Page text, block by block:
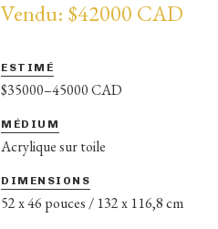
Vendu: $42000 CAD
ESTIMÉ
$35000–45000 CAD
MÉDIUM
Acrylique sur toile
DIMENSIONS
52 x 46 pouces / 132 x 116,8 cm